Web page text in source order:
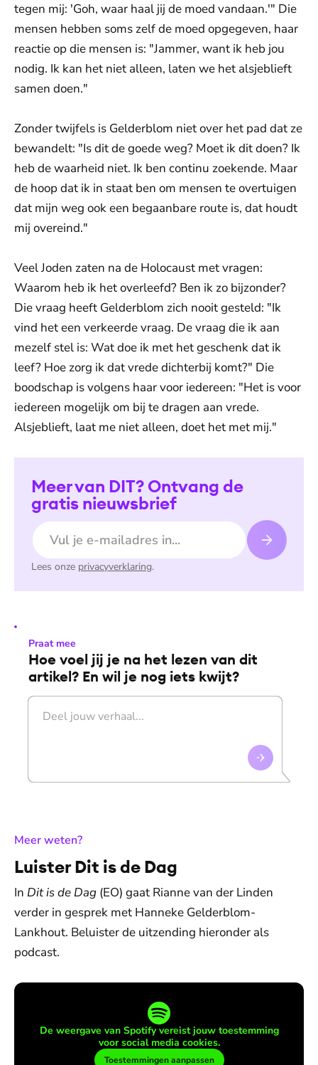
tegen mij: 'Goh, waar haal jij de moed vandaan.'" Die
mensen hebben soms zelf de moed opgegeven, haar
reactie op die mensen is: "Jammer, want ik heb jou
nodig. Ik kan het niet alleen, laten we het alsjeblieft
samen doen."
Zonder twijfels is Gelderblom niet over het pad dat ze
bewandelt: "Is dit de goede weg? Moet ik dit doen? Ik
heb de waarheid niet. Ik ben continu zoekende. Maar
de hoop dat ik in staat ben om mensen te overtuigen
dat mijn weg ook een begaanbare route is, dat houdt
mij overeind."
Veel Joden zaten na de Holocaust met vragen:
Waarom heb ik het overleefd? Ben ik zo bijzonder?
Die vraag heeft Gelderblom zich nooit gesteld: "Ik
vind het een verkeerde vraag. De vraag die ik aan
mezelf stel is: Wat doe ik met het geschenk dat ik
leef? Hoe zorg ik dat vrede dichterbij komt?" Die
boodschap is volgens haar voor iedereen: "Het is voor
iedereen mogelijk om bij te dragen aan vrede.
Alsjeblieft, laat me niet alleen, doet het met mij."
Meer van DIT? Ontvang de
gratis nieuwsbrief
E-mailadres
Lees onze privacyverklaring.
Praat mee
Hoe voel jij je na het lezen van dit
artikel? En wil je nog iets kwijt?
Meer weten?:
Luister Dit is de Dag
In Dit is de Dag (EO) gaat Rianne van der Linden
verder in gesprek met Hanneke Gelderblom-
Lankhout. Beluister de uitzending hieronder als
podcast.
De weergave van Spotify vereist jouw toestemming
voor social media cookies.
Toestemmingen aanpassen